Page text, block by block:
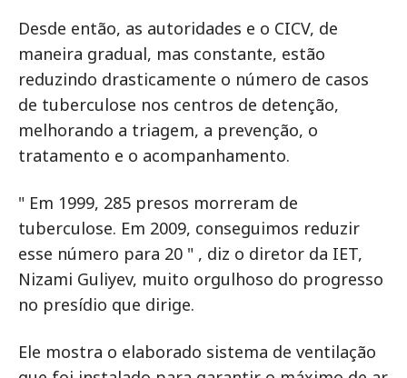
Desde então, as autoridades e o CICV, de
maneira gradual, mas constante, estão
reduzindo drasticamente o número de casos
de tuberculose nos centros de detenção,
melhorando a triagem, a prevenção, o
tratamento e o acompanhamento.
" Em 1999, 285 presos morreram de
tuberculose. Em 2009, conseguimos reduzir
esse número para 20 " , diz o diretor da IET,
Nizami Guliyev, muito orgulhoso do progresso
no presídio que dirige.
Ele mostra o elaborado sistema de ventilação